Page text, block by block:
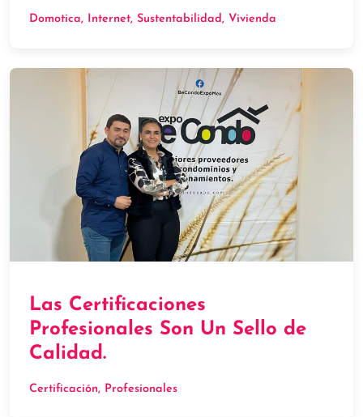
Domotica, Internet, Sustentabilidad, Vivienda
Las Certificaciones
Profesionales Son Un Sello de
Calidad.
Certificación, Profesionales